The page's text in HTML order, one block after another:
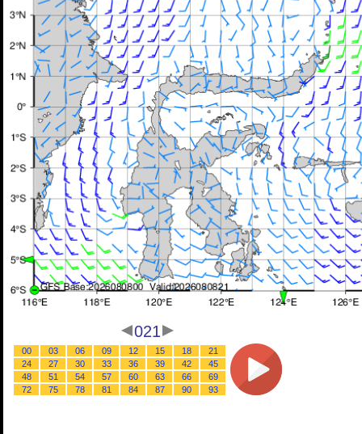
021
00 03 06 09 12 15 18
21
24
27 30 33 36 39 42
45
48
51 54 57 60 63 66
69
72
75 78 81 84 87 90 93